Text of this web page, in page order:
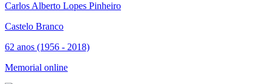
Carlos Alberto Lopes Pinheiro
Castelo Branco
62 anos (1956 - 2018)
Memorial online